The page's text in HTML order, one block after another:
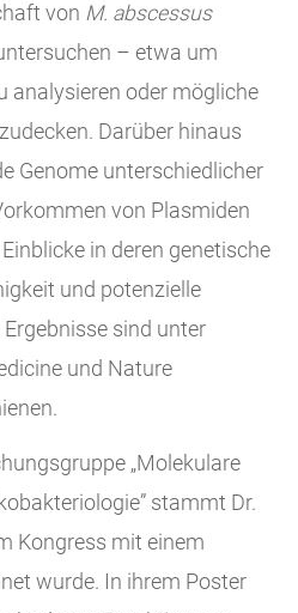
von M. abscessus
– etwa um
analysieren oder mögliche
Darüber hinaus
Genome unterschiedlicher
von Plasmiden
in deren genetische
und potenzielle
sind unter
und Nature
„Molekulare
stammt Dr.
Kongress mit einem
wurde. In ihrem Poster